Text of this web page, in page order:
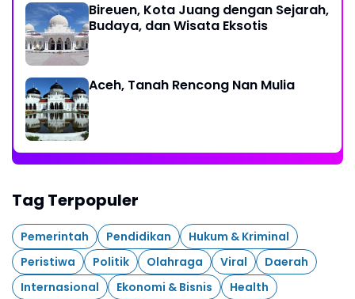
Bireuen, Kota Juang dengan Sejarah,
Budaya, dan Wisata Eksotis
Aceh, Tanah Rencong Nan Mulia
Tag Terpopuler
Pemerintah Pendidikan
Hukum & Kriminal
Peristiwa
Politik Olahraga Viral
Daerah
Internasional
Ekonomi & Bisnis
Health